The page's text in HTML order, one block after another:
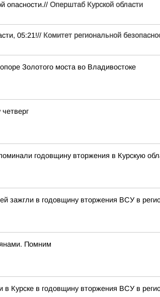
опасности.// Оперштаб Курской области
05:21!// Комитет региональной
Золотого моста во Владивостоке
годовщину вторжения в Курскую
зажгли в годовщину вторжения ВСУ в
Помним
в Курске в годовщину вторжения ВСУ в